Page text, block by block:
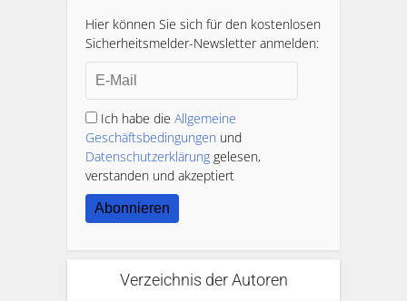
Hier können Sie sich für den kostenlosen
Sicherheitsmelder-Newsletter anmelden:
Ich habe die Allgemeine
Geschäftsbedingungen und
Datenschutzerklärung gelesen,
verstanden und akzeptiert
Abonnieren
Verzeichnis der Autoren